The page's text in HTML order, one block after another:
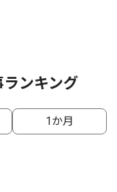
ンキング
1か月